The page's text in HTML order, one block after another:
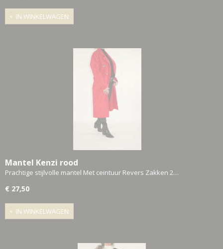
IN WINKELWAGEN
Mantel Kenzi rood
Prachtige stijlvolle mantel Met ceintuur Revers Zakken 2…
€ 27,50
IN WINKELWAGEN